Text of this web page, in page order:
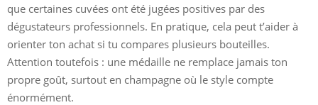
que certaines cuvées ont été jugées positives par des
dégustateurs professionnels. En pratique, cela peut t’aider à
orienter ton achat si tu compares plusieurs bouteilles.
Attention toutefois : une médaille ne remplace jamais ton
propre goût, surtout en champagne où le style compte
énormément.